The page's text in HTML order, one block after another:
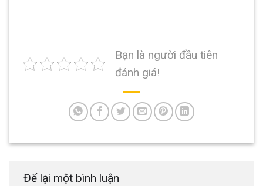
Bạn là người đầu tiên
đánh giá!
Để lại một bình luận